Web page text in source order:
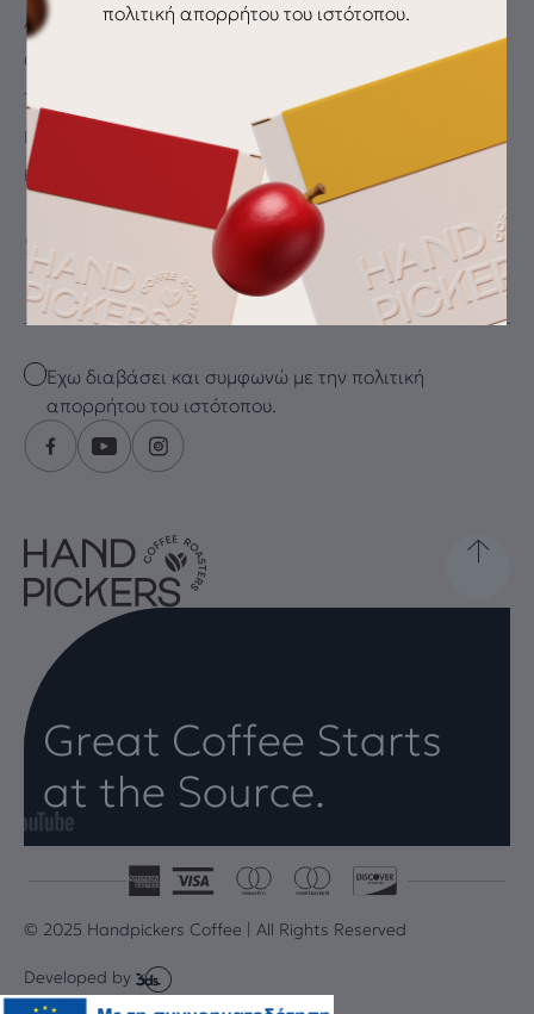
πολιτική απορρήτου του ιστότοπου.
Αγαπημένα
Oλοκλήρωση αγοράς
Τρόποι Πληρωμής
Παράδοση / Αποστολή
Επιστροφές
SUBSCRIBE FOR THE LATEST DRIP
Email
Checkbox
Έχω διαβάσει και συμφωνώ με την πολιτική
απορρήτου του ιστότοπου.
Great Coffee Starts
at the Source.
© 2025 Handpickers Coffee | All Rights Reserved
Developed by